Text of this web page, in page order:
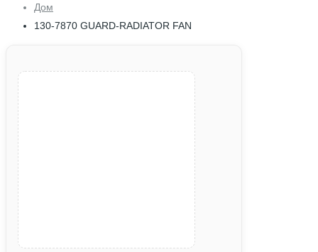
Дом
130-7870 GUARD-RADIATOR FAN